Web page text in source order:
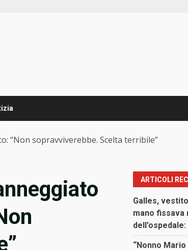
“Non sopravviverebbe. Scelta terribile”
ARTICOLI
Galles,
mano fissava
“Nonno